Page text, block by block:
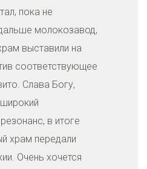
пока не
молокозавод,
выставили на
соответствующее
Слава Богу,
в итоге
храм передали
Очень хочется